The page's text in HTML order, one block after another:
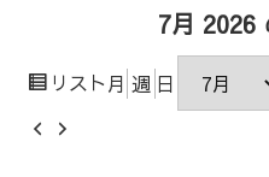
7月 2026
リスト 表
月 週 日
前
次